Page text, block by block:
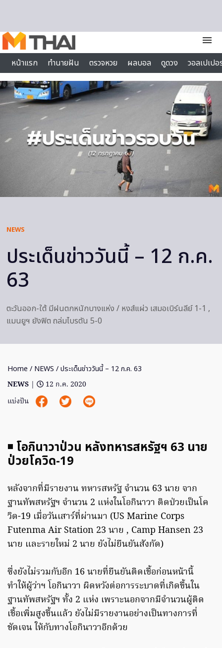
menu
หน้าแรก
ทำนายฝัน ตรวจหวย ผลบอล ดูดวง
วอลเปเป
ไลฟ์สไตล์
NEWS
ประเด็นข่าววันนี้ – 12 ก.ค.
63
ตะวันออก-ใต้ มีฝนตกหนักบางแห่ง / หงส์แผ่ว เสมอเบิร์นลีย์ 1-1 ,
แมนยูฯ ยังฟิต ถล่มไบรตัน 5-0
Home / NEWS / ประเด็นข่าววันนี้ – 12 ก.ค. 63
NEWS |
12 ก.ค. 2020
แบ่งปัน
◾ โอกินาวาป่วน หลังทหารสหรัฐฯ 63 นาย
ป่วยโควิด-19
หลังจากที่มีรายงาน ทหารสหรัฐ จำนวน 63 นาย จาก
ฐานทัพสหรัฐฯ จำนวน 2 แห่งในโอกินาวา ติดป่วยเป็นโค
วิด-19 เมื่อวันเสาร์ที่ผ่านมา (US Marine Corps
Futenma Air Station 23 นาย , Camp Hansen 23
นาย และรายใหม่ 2 นาย ยังไม่ยืนยันสังกัด)
ซึ่งยังไม่รวมกับอีก 16 นายที่ยืนยันติดเชื้อก่อนหน้านี้
ทำให้ผู้ว่าฯ โอกินาวา ผิดหวังต่อการระบาดที่เกิดขึ้นใน
ฐานทัพสหรัฐฯ ทั้ง 2 แห่ง เพราะนอกจากมีจำนวนผู้ติด
เชื้อเพิ่มสูงขึ้นแล้ว ยังไม่มีรายงานอย่างเป็นทางการที่
ชัดเจน ให้กับทางโอกินาวาอีกด้วย